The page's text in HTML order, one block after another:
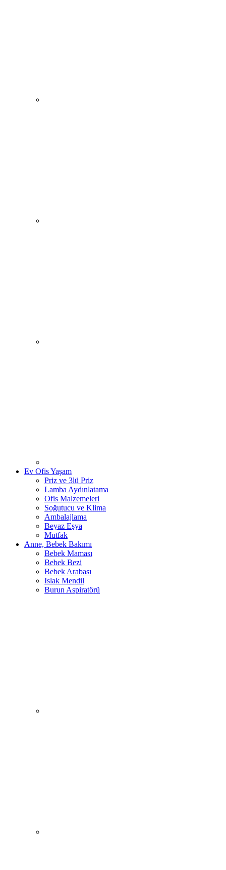
Ev Ofis Yaşam
Priz ve 3lü Priz
Lamba Aydınlatama
Ofis Malzemeleri
Soğutucu ve Klima
Ambalajlama
Beyaz Eşya
Mutfak
Anne, Bebek Bakımı
Bebek Maması
Bebek Bezi
Bebek Arabası
Islak Mendil
Burun Aspiratörü